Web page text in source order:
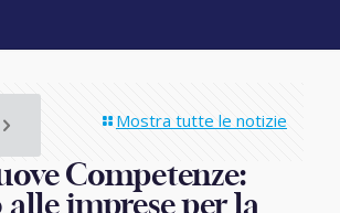
Mostra tutte le notizie
Competenze:
alle imprese per la